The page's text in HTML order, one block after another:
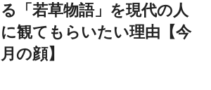
る「若草物語」を現代の人
に観てもらいたい理由【今
月の顔】